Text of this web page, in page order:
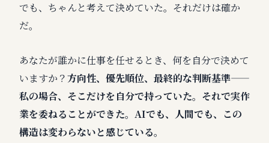
でも、ちゃんと考えて決めていた。それだけは確か
だ。
あなたが誰かに仕事を任せるとき、何を自分で決めて
いますか？方向性、優先順位、最終的な判断基準——
私の場合、そこだけを自分で持っていた。それで実作
業を委ねることができた。AIでも、人間でも、この
構造は変わらないと感じている。